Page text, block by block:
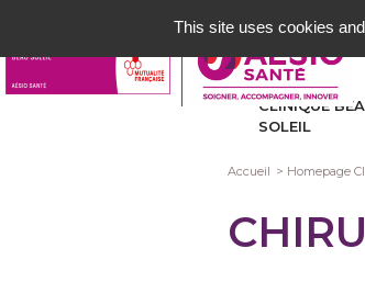
contenu
principal
CLINIQUE
SOLEIL
Fil
d'Ariane
Accueil Homepage
This site uses cookies